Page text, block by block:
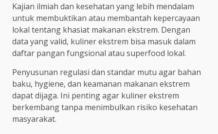
Kajian ilmiah dan kesehatan yang lebih mendalam
untuk membuktikan atau membantah kepercayaan
lokal tentang khasiat makanan ekstrem. Dengan
data yang valid, kuliner ekstrem bisa masuk dalam
daftar pangan fungsional atau superfood lokal.
Penyusunan regulasi dan standar mutu agar bahan
baku, hygiene, dan keamanan makanan ekstrem
dapat dijaga. Ini penting agar kuliner ekstrem
berkembang tanpa menimbulkan risiko kesehatan
masyarakat.